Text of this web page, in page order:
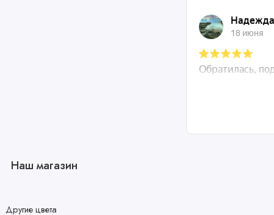
Наш магазин
Другие цвета